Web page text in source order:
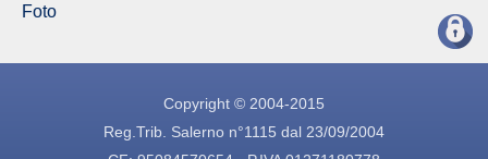
Foto
Copyright © 2004-2015
Reg.Trib. Salerno n°1115 dal 23/09/2004